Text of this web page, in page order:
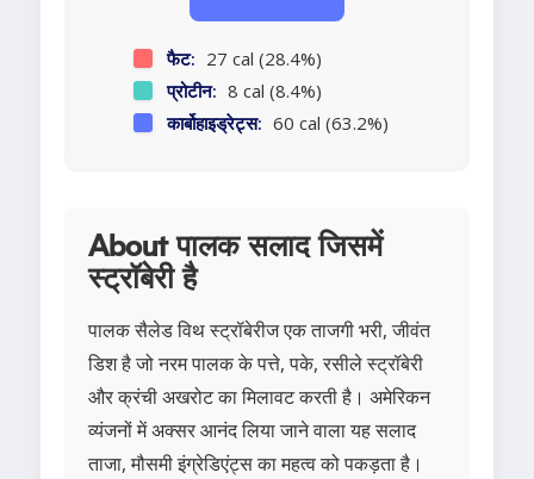
फैट: 27 cal (28.4%)
प्रोटीन: 8 cal (8.4%)
कार्बोहाइड्रेट्स: 60 cal (63.2%)
About पालक सलाद जिसमें
स्ट्रॉबेरी है
पालक सैलेड विथ स्ट्रॉबेरीज एक ताजगी भरी, जीवंत
डिश है जो नरम पालक के पत्ते, पके, रसीले स्ट्रॉबेरी
और क्रंची अखरोट का मिलावट करती है। अमेरिकन
व्यंजनों में अक्सर आनंद लिया जाने वाला यह सलाद
ताजा, मौसमी इंग्रेडिएंट्स का महत्व को पकड़ता है।